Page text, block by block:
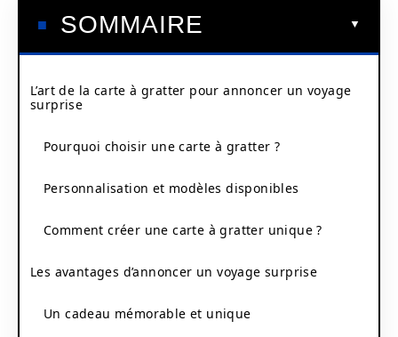
SOMMAIRE
L’art de la carte à gratter pour annoncer un voyage
surprise
Pourquoi choisir une carte à gratter ?
Personnalisation et modèles disponibles
Comment créer une carte à gratter unique ?
Les avantages d’annoncer un voyage surprise
Un cadeau mémorable et unique